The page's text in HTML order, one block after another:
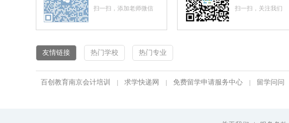
扫一扫，添加老师微信
扫一扫，关注我们
友情链接 热门学校 热门专业
百创教育南京会计培训 求学快递网 免费留学申请服务中心 留学问问